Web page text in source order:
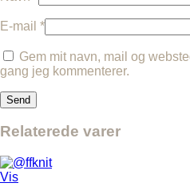
E-mail *
Gem mit navn, mail og
gang jeg kommenterer.
Relaterede varer
Vis